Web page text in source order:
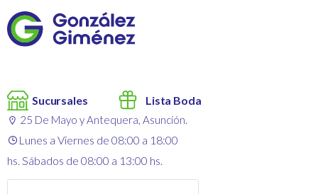
Sucursales Lista Boda
25 De Mayo y Antequera, Asunción.
Lunes a Viernes de 08:00 a 18:00
hs. Sábados de 08:00 a 13:00 hs.